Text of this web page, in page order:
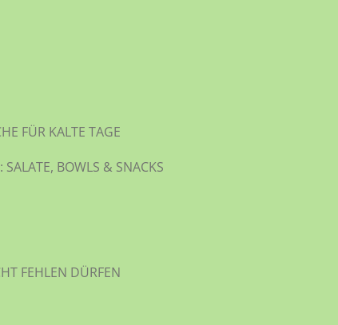
FÜR KALTE TAGE
BOWLS & SNACKS
FEHLEN DÜRFEN